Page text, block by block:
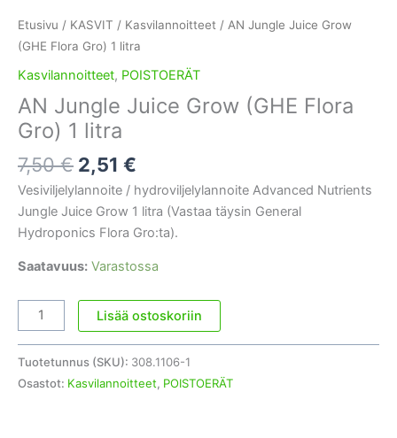
Etusivu / KASVIT / Kasvilannoitteet / AN Jungle Juice Grow
(GHE Flora Gro) 1 litra
Kasvilannoitteet, POISTOERÄT
AN Jungle Juice Grow (GHE Flora
Gro) 1 litra
7,50€ Alkuperäinen
hinta
oli:
7,50 €.
2,51 €
hinta
on:
2,51 €.
Vesiviljelylannoite / hydroviljelylannoite Advanced Nutrients
Jungle Juice Grow 1 litra (Vastaa täysin General
Hydroponics Flora Gro:ta).
Saatavuus: Varastossa
Jungle
Lisää ostoskoriin
Tuotetunnus (SKU): 308.1106-1
Osastot: Kasvilannoitteet, POISTOERÄT